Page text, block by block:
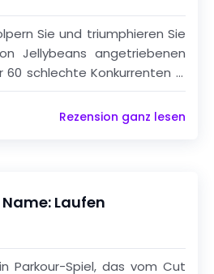
Sie und triumphieren Sie
Jellybeans angetriebenen
60 schlechte Konkurrenten in
Kampf um Ruhm
Rennen Sie durch lustige
Sie Ihre Rivalen in
klebrige Abgründe - alles
absurde, physikalisch
Rezension ganz lesen
Laufen
Parkour-Spiel, das vom Cut